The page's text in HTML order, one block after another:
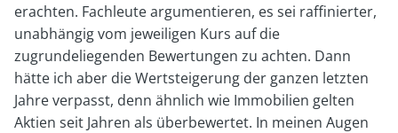
erachten. Fachleute argumentieren, es sei raffinierter,
unabhängig vom jeweiligen Kurs auf die
zugrundeliegenden Bewertungen zu achten. Dann
hätte ich aber die Wertsteigerung der ganzen letzten
Jahre verpasst, denn ähnlich wie Immobilien gelten
Aktien seit Jahren als überbewertet. In meinen Augen